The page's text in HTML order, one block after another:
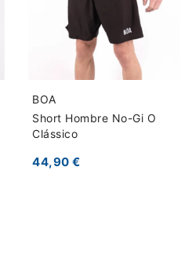
BOA
Short Hombre No-Gi O
Clássico
44,90 €